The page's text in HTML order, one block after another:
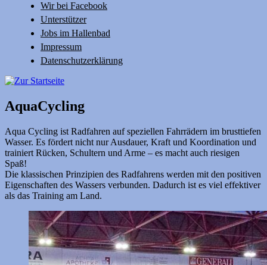
Wir bei Facebook
Unterstützer
Jobs im Hallenbad
Impressum
Datenschutzerklärung
AquaCycling
Aqua Cycling ist Radfahren auf speziellen Fahrrädern im brusttiefen
Wasser. Es fördert nicht nur Ausdauer, Kraft und Koordination und
trainiert Rücken, Schultern und Arme – es macht auch riesigen
Spaß!
Die klassischen Prinzipien des Radfahrens werden mit den positiven
Eigenschaften des Wassers verbunden. Dadurch ist es viel effektiver
als das Training am Land.